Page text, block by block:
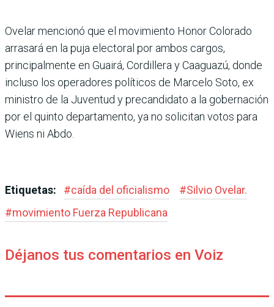
Ovelar mencionó que el movimiento Honor Colorado
arrasará en la puja electoral por ambos cargos,
principalmente en Guairá, Cordillera y Caaguazú, donde
incluso los operadores políticos de Marcelo Soto, ex
ministro de la Juventud y precandidato a la gobernación
por el quinto departamento, ya no solicitan votos para
Wiens ni Abdo.
Etiquetas: #caída del oficialismo #Silvio Ovelar.
#movimiento Fuerza Republicana
Déjanos tus comentarios en Voiz